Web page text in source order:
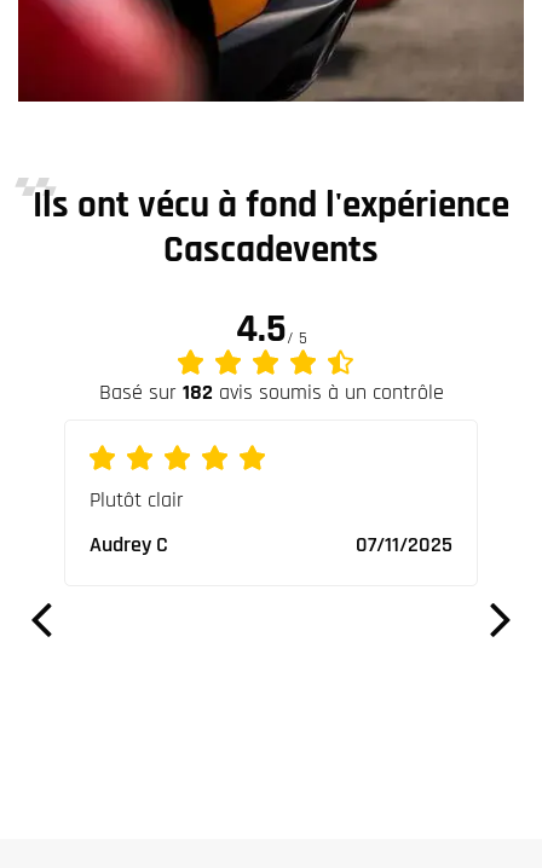
Ils ont vécu à fond l'expérience
Cascadevents
4.5/ 5
Basé sur 182 avis soumis à un contrôle
Plutôt clair
Audrey C
07/11/2025